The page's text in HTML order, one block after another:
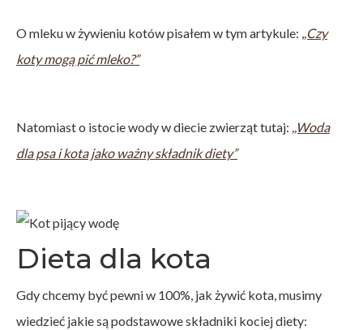
O mleku w żywieniu kotów pisałem w tym artykule: ,,Czy
koty mogą pić mleko?”
Natomiast o istocie wody w diecie zwierząt tutaj: ,,Woda
dla psa i kota jako ważny składnik diety”
Dieta dla kota
Gdy chcemy być pewni w 100%, jak żywić kota, musimy
wiedzieć jakie są podstawowe składniki kociej diety: